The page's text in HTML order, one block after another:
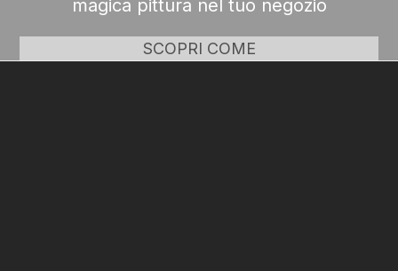
magica pittura nel tuo negozio
SCOPRI COME